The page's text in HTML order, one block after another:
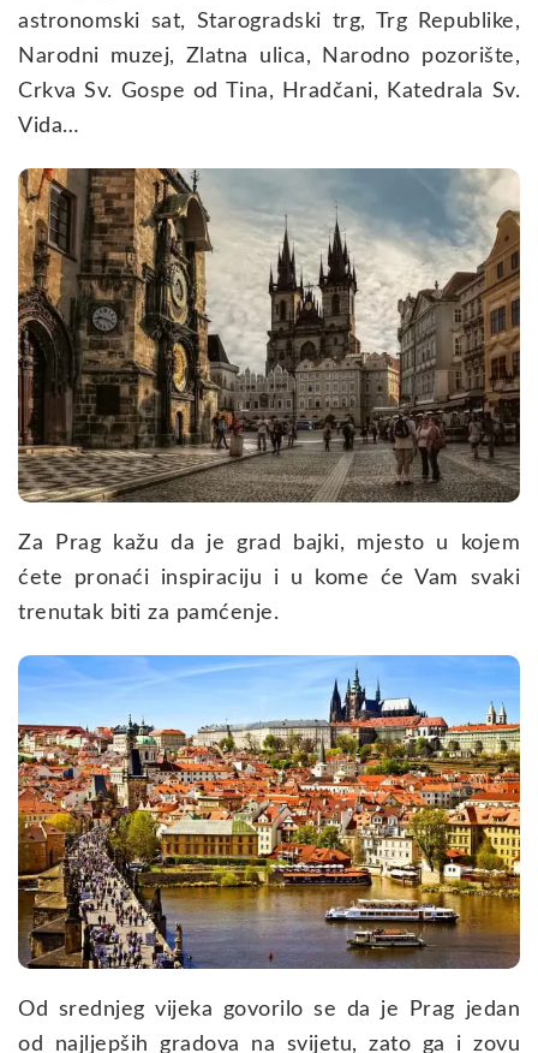
astronomski sat, Starogradski trg, Trg Republike,
Narodni muzej, Zlatna ulica, Narodno pozorište,
Crkva Sv. Gospe od Tina, Hradčani, Katedrala Sv.
Vida…
Za Prag kažu da je grad bajki, mjesto u kojem
ćete pronaći inspiraciju i u kome će Vam svaki
trenutak biti za pamćenje.
Od srednjeg vijeka govorilo se da je Prag jedan
od najljepših gradova na svijetu, zato ga i zovu